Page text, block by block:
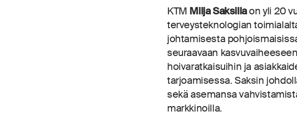
KTM Milja Saksillaon yli 20
terveysteknologian
johtamisesta
seuraavaan
hoivaratkaisuihin ja
tarjoamisessa. Saksin
sekä asemansa
markkinoilla.